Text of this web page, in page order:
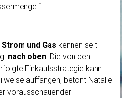
Strom und Gas kennen seit
nach oben. Die von den
Einkaufsstrategie kann
auffangen, betont Natalie
vorausschauender